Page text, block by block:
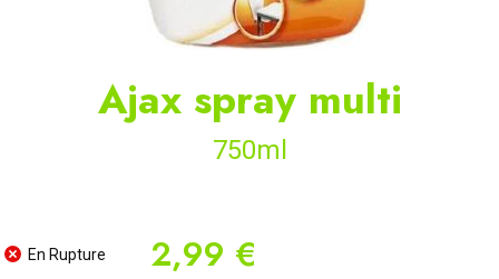
Ajax spray multi
750ml
En Rupture 2,99 €